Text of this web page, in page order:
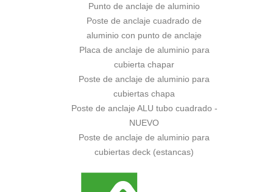
Punto de anclaje de aluminio
Poste de anclaje cuadrado de
aluminio con punto de anclaje
Placa de anclaje de aluminio para
cubierta chapar
Poste de anclaje de aluminio para
cubiertas chapa
Poste de anclaje ALU tubo cuadrado -
NUEVO
Poste de anclaje de aluminio para
cubiertas deck (estancas)